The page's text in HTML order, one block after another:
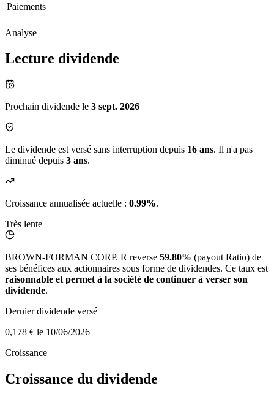
Paiements
—
— — — — — — — — — —
—
Analyse
Lecture dividende
Prochain dividende le 3 sept. 2026
Le dividende est versé sans interruption depuis 16 ans. Il n'a pas
diminué depuis 3 ans.
Croissance annualisée actuelle : 0.99%.
Très lente
BROWN-FORMAN CORP. R reverse 59.80% (payout Ratio) de
ses bénéfices aux actionnaires sous forme de dividendes. Ce taux est
raisonnable et permet à la société de continuer à verser son
dividende.
Dernier dividende versé
0,178 € le 10/06/2026
Croissance
Croissance du dividende